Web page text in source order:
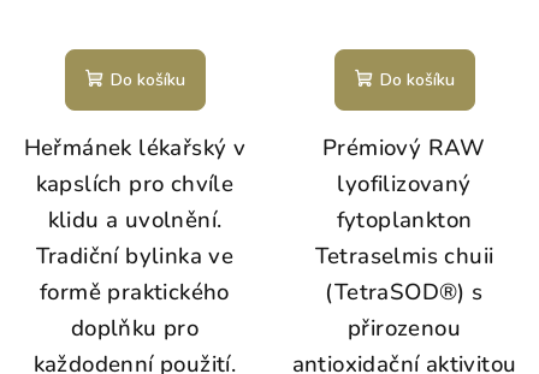
Do košíku
Heřmánek lékařský v
kapslích pro chvíle
klidu a uvolnění.
Tradiční bylinka ve
formě praktického
doplňku pro
každodenní použití.
Do košíku
Prémiový RAW
lyofilizovaný
fytoplankton
Tetraselmis chuii
(TetraSOD®) s
přirozenou
antioxidační aktivitou